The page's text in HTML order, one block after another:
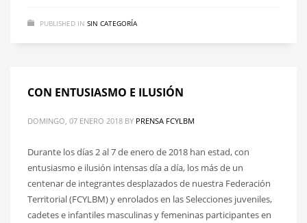
PUBLISHED IN SIN CATEGORÍA
CON ENTUSIASMO E ILUSIÓN
DOMINGO, 07 ENERO 2018 BY PRENSA FCYLBM
Durante los días 2 al 7 de enero de 2018 han estad, con
entusiasmo e ilusión intensas día a día, los más de un
centenar de integrantes desplazados de nuestra Federación
Territorial (FCYLBM) y enrolados en las Selecciones juveniles,
cadetes e infantiles masculinas y femeninas participantes en